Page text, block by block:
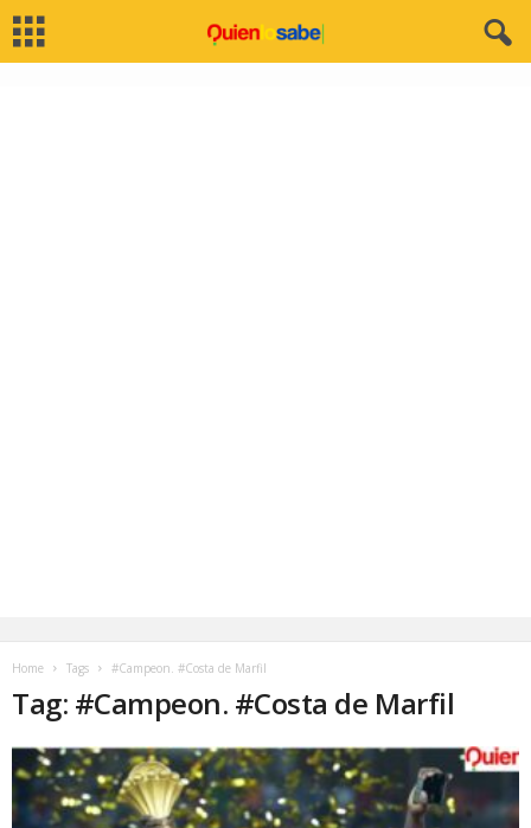
Home Tags #Campeon. #Costa de Marfil
Tag: #Campeon. #Costa de Marfil